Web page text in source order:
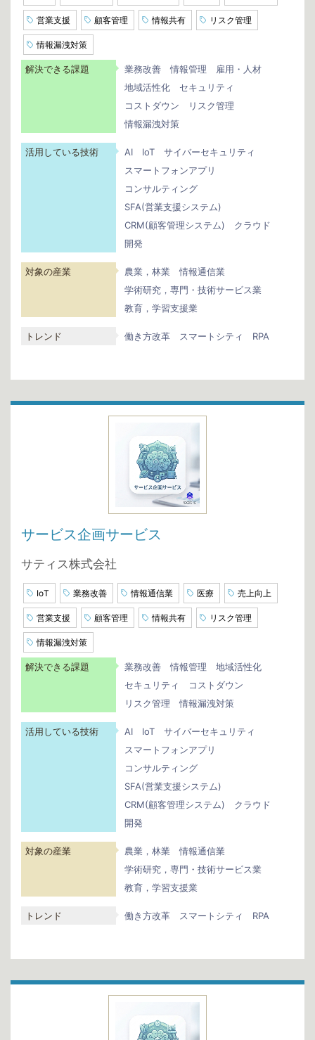
営業支援 顧客管理 情報共有 リスク管理
情報漏洩対策
解決できる課題 業務改善 情報管理
雇用・人材
地域活性化
セキュリティ
コストダウン
リスク管理
情報漏洩対策
活用している技術 AI IoT
サイバーセキュリティ
スマートフォンアプリ
コンサルティング
SFA(営業支援システム)
CRM(顧客管理システム)
クラウド
開発
対象の産業 農業，林業
情報通信業
学術研究，専門・技術サービス業
教育，学習支援業
トレンド 働き方改革 スマートシティ RPA
サービス企画サービス
サティス株式会社
IoT 業務改善 情報通信業 医療 売上向上
営業支援 顧客管理 情報共有 リスク管理
情報漏洩対策
解決できる課題 業務改善 情報管理
地域活性化
セキュリティ
コストダウン
リスク管理
情報漏洩対策
活用している技術 AI IoT
サイバーセキュリティ
スマートフォンアプリ
コンサルティング
SFA(営業支援システム)
CRM(顧客管理システム)
クラウド
開発
対象の産業 農業，林業
情報通信業
学術研究，専門・技術サービス業
教育，学習支援業
トレンド 働き方改革 スマートシティ RPA